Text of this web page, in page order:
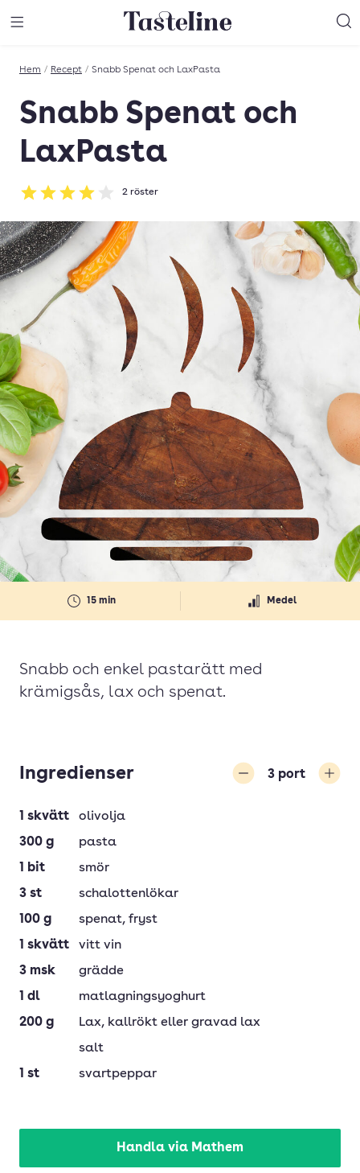
Till Tastelines startsida
Hem / Recept / Snabb Spenat och LaxPasta
Snabb Spenat och
LaxPasta
Betyg: 4 av 5
2 röster
15 min Medel
Snabb och enkel pastarätt med
krämigsås, lax och spenat.
Ingredienser 3 port
1 skvätt
olivolja
300 g
pasta
1
bit
smör
3 st
schalottenlökar
100 g spenat, fryst
1 skvätt
vitt vin
3 msk
grädde
1 dl
matlagningsyoghurt
200 g Lax, kallrökt eller gravad lax
salt
1 st svartpeppar
Handla via Mathem